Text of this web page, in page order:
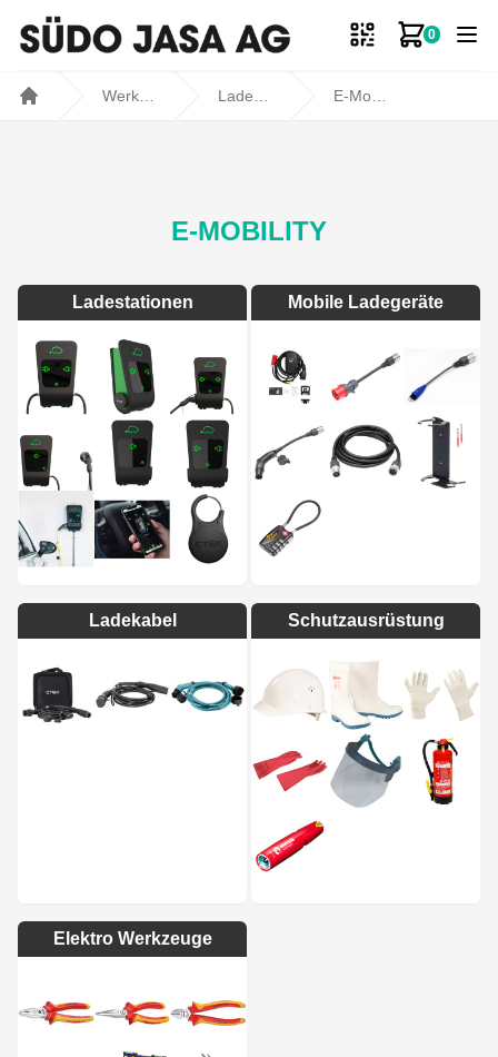
0
Zum
E-MOBILITY
Ladestationen Mobile Ladegeräte
Ladekabel Schutzausrüstung
Elektro Werkzeuge